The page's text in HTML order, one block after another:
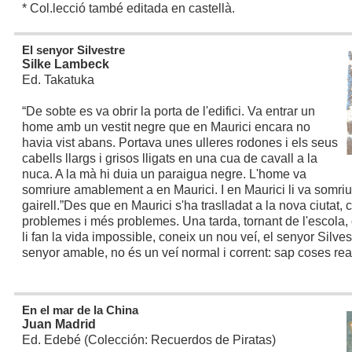
* Col.lecció també editada en castellà.
El senyor Silvestre
Silke Lambeck
Ed. Takatuka
“De sobte es va obrir la porta de l'edifici. Va entrar un
home amb un vestit negre que en Maurici encara no
havia vist abans. Portava unes ulleres rodones i els seus
cabells llargs i grisos lligats en una cua de cavall a la
nuca. A la mà hi duia un paraigua negre. L'home va
somriure amablement a en Maurici. I en Maurici li va
gairell.”Des que en Maurici s'ha traslladat a la nova ciutat,
problemes i més problemes. Una tarda, tornant de
li fan la vida impossible, coneix un nou veí, el senyor
senyor amable, no és un veí normal i corrent: sap coses
En el mar de la China
Juan Madrid
Ed. Edebé (Colección: Recuerdos de Piratas)